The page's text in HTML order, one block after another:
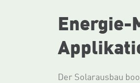
Energie-
Der Solarausbau